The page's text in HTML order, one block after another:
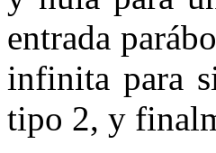
entrada
infinita para
tipo 2, y